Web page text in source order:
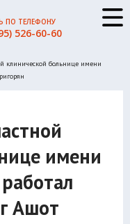
ПО ТЕЛЕФОНУ
526-60-60
клинической больнице имени
имени
Ашот